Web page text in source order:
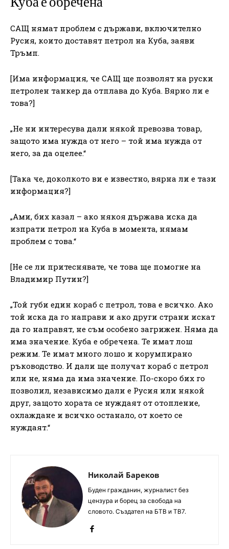
САЩ нямат проблем с държави, включително
Русия, които доставят петрол на Куба, заяви
Тръмп.
[Има информация, че САЩ ще позволят на руски
петролен танкер да отплава до Куба. Вярно ли е
това?]
„Не ни интересува дали някой превозва товар,
защото има нужда от него – той има нужда от
него, за да оцелее.“
[Така че, доколкото ви е известно, вярна ли е тази
информация?]
„Ами, бих казал – ако някоя държава иска да
изпрати петрол на Куба в момента, нямам
проблем с това.“
[Не се ли притеснявате, че това ще помогне на
Владимир Путин?]
„Той губи един кораб с петрол, това е всичко. Ако
той иска да го направи и ако други страни искат
да го направят, не съм особено загрижен. Няма да
има значение. Куба е обречена. Те имат лош
режим. Те имат много лошо и корумпирано
ръководство. И дали ще получат кораб с петрол
или не, няма да има значение. По-скоро бих го
позволил, независимо дали е Русия или някой
друг, защото хората се нуждаят от отопление,
охлаждане и всичко останало, от което се
нуждаят.“
Николай Бареков
Буден гражданин, журналист без
цензура и борец за свобода на
словото. Създател на БТВ и ТВ7.